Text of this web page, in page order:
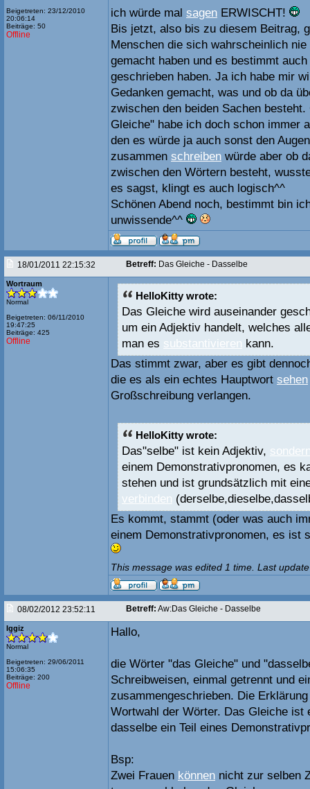
Beigetreten: 23/12/2010
20:06:14
Beiträge: 50
Offline
ich würde mal sagen ERWISCHT!
Bis jetzt, also bis zu diesem Beitrag,
Menschen die sich wahrscheinlich nie
gemacht haben und es bestimmt
geschrieben haben. Ja ich habe mir
Gedanken gemacht, was und ob da
zwischen den beiden Sachen
Gleiche" habe ich doch schon immer
den es würde ja auch sonst den
zusammen schreiben würde aber ob
zwischen den Wörtern besteht,
es sagst, klingt es auch logisch^^
Schönen Abend noch, bestimmt bin
unwissende^^
18/01/2011 22:15:32 Betreff: Das Gleiche - Dasselbe
Wortraum
Normal
Beigetreten: 06/11/2010
19:47:25
Beiträge: 425
Offline
HelloKitty wrote:
Das Gleiche wird auseinander
um ein Adjektiv handelt, welches
man es substantivieren kann.
Das stimmt zwar, aber es gibt
die es als ein echtes Hauptwort sehen
Großschreibung verlangen.
HelloKitty wrote:
Das"selbe" ist kein Adjektiv,
einem Demonstrativpronomen, es
stehen und ist grundsätzlich mit
verbinden
Es kommt, stammt (oder was auch
einem Demonstrativpronomen, es ist
This message was edited 1 time. Last
08/02/2012 23:52:11 Betreff: Aw:Das Gleiche - Dasselbe
Iggiz
Normal
Beigetreten: 29/06/2011
15:06:35
Beiträge: 200
Offline
Hallo,
die Wörter "das Gleiche" und
Schreibweisen, einmal getrennt und
zusammengeschrieben. Die
Wortwahl der Wörter. Das Gleiche ist
dasselbe ein Teil eines
Bsp:
Zwei Frauen können nicht zur selben